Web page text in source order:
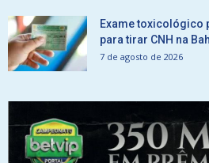
Exame toxicológico
para tirar CNH na
7 de agosto de 2026